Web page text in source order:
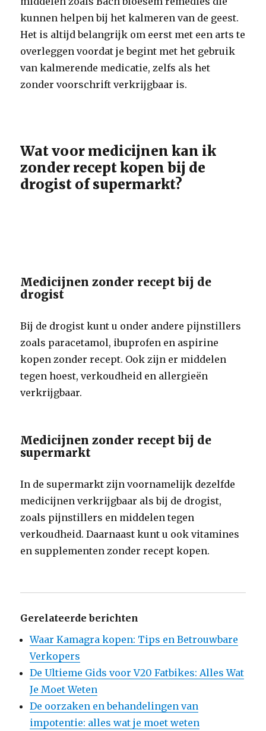
kunnen helpen bij het kalmeren van de geest.
Het is altijd belangrijk om eerst met een arts te
overleggen voordat je begint met het gebruik
van kalmerende medicatie, zelfs als het
zonder voorschrift verkrijgbaar is.
Wat voor medicijnen kan ik
zonder recept kopen bij de
drogist of supermarkt?
Medicijnen zonder recept bij de
drogist
Bij de drogist kunt u onder andere pijnstillers
zoals paracetamol, ibuprofen en aspirine
kopen zonder recept. Ook zijn er middelen
tegen hoest, verkoudheid en allergieën
verkrijgbaar.
Medicijnen zonder recept bij de
supermarkt
In de supermarkt zijn voornamelijk dezelfde
medicijnen verkrijgbaar als bij de drogist,
zoals pijnstillers en middelen tegen
verkoudheid. Daarnaast kunt u ook vitamines
en supplementen zonder recept kopen.
Gerelateerde berichten
Waar Kamagra kopen: Tips en Betrouwbare
Verkopers
De Ultieme Gids voor V20 Fatbikes: Alles Wat
Je Moet Weten
De oorzaken en behandelingen van
impotentie: alles wat je moet weten